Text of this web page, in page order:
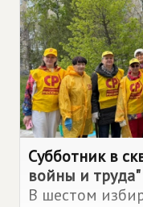
Субботник в
войны и
В шестом